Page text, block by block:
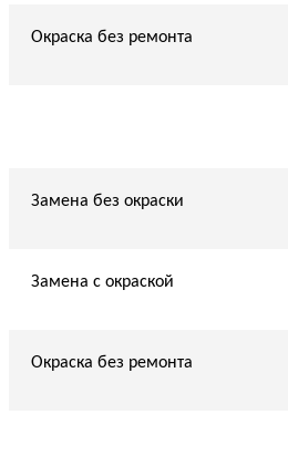
Окраска без ремонта
Замена без окраски
Замена с окраской
Окраска без ремонта